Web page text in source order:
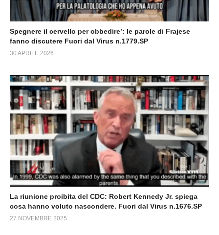
Spegnere il cervello per obbedire’: le parole di Frajese
fanno discutere Fuori dal Virus n.1779.SP
30 APRILE 2026
La riunione proibita del CDC: Robert Kennedy Jr. spiega
cosa hanno voluto nascondere. Fuori dal Virus n.1676.SP
27 NOVEMBRE 2025